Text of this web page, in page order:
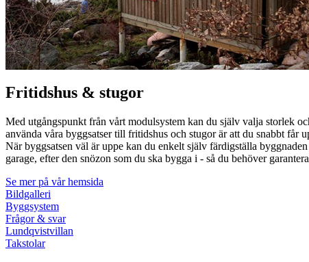
Fritidshus & stugor
Med utgångspunkt från vårt modulsystem kan du själv valja storlek
använda våra byggsatser till fritidshus och stugor är att du snabbt får
När byggsatsen väl är uppe kan du enkelt själv färdigställa
garage, efter den snözon som du ska bygga i - så du behöver
Se mer på vår hemsida
Bildgalleri
Byggsystem
Frågor & svar
Lundqvistvillan
Takstolar